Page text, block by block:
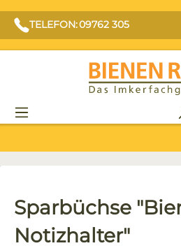
TELEFON: 09762 305
Sparbüchse
Notizhalter"